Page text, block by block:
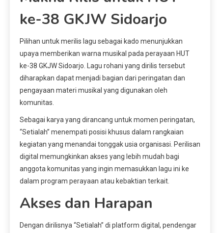
ke-38 GKJW Sidoarjo
Pilihan untuk merilis lagu sebagai kado menunjukkan
upaya memberikan warna musikal pada perayaan HUT
ke-38 GKJW Sidoarjo. Lagu rohani yang dirilis tersebut
diharapkan dapat menjadi bagian dari peringatan dan
pengayaan materi musikal yang digunakan oleh
komunitas.
Sebagai karya yang dirancang untuk momen peringatan,
“Setialah” menempati posisi khusus dalam rangkaian
kegiatan yang menandai tonggak usia organisasi. Perilisan
digital memungkinkan akses yang lebih mudah bagi
anggota komunitas yang ingin memasukkan lagu ini ke
dalam program perayaan atau kebaktian terkait.
Akses dan Harapan
Dengan dirilisnya “Setialah” di platform digital, pendengar